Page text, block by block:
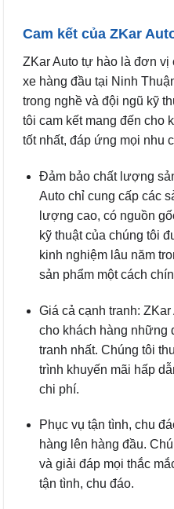
Cam kết của ZKar
ZKar Auto tự hào là đơn vị
xe hàng đầu tại Ninh
trong nghề và đội ngũ kỹ
tôi cam kết mang đến cho
tốt nhất, đáp ứng mọi nhu
Đảm bảo chất lượng
Auto chỉ cung cấp các
lượng cao, có nguồn
kỹ thuật của chúng tôi
kinh nghiệm lâu năm
sản phẩm một cách
Giá cả cạnh tranh:
cho khách hàng những
tranh nhất. Chúng tôi
trình khuyến mãi hấp
chi phí.
Phục vụ tận tình, chu
hàng lên hàng đầu.
và giải đáp mọi thắc
tận tình, chu đáo.